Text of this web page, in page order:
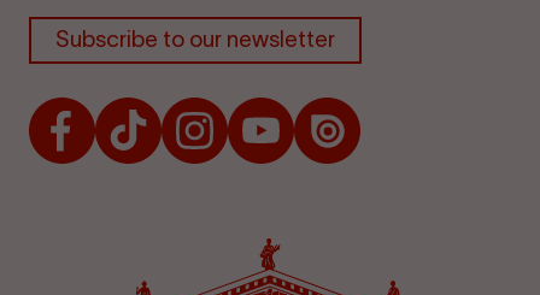
Subscribe to our newsletter
FacebookTikTokInstagramYoutubeIssuu